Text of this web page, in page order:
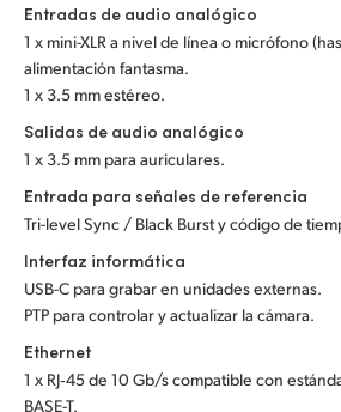
Entradas de audio analógico
1 x mini-XLR a nivel de línea o micrófono
alimentación fantasma.
1 x 3.5 mm estéreo.
Salidas de audio analógico
1 x 3.5 mm para auriculares.
Entrada para señales de referencia
Tri-level Sync / Black Burst y código de
Interfaz informática
USB-C para grabar en unidades externas.
PTP para controlar y actualizar la cámara.
Ethernet
1 x RJ‑45 de 10 Gb/s compatible con
BASE-T.